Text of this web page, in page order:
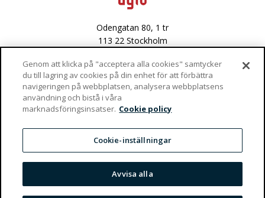
Odengatan 80, 1 tr
113 22 Stockholm
Västra Varvsgatan 3
972 36 Luleå
Vaktgatan 4
981 47 Kiruna
Privacy Policy
Genom att klicka på "acceptera alla cookies" samtycker
du till lagring av cookies på din enhet för att förbättra
navigeringen på webbplatsen, analysera webbplatsens
användning och bistå i våra
marknadsföringsinsatser. Cookie policy
Cookie-inställningar
Avvisa alla